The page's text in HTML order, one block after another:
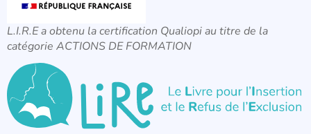
L.I.R.E a obtenu la certification Qualiopi au titre de la
catégorie ACTIONS DE FORMATION